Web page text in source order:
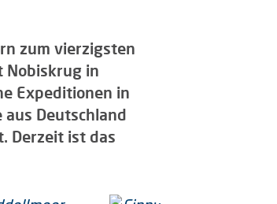
zum vierzigsten
Nobiskrug in
Expeditionen in
Deutschland
Derzeit ist das